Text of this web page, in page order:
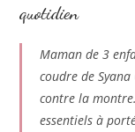
quotidien
Maman de 3
coudre de
contre la
essentiels à